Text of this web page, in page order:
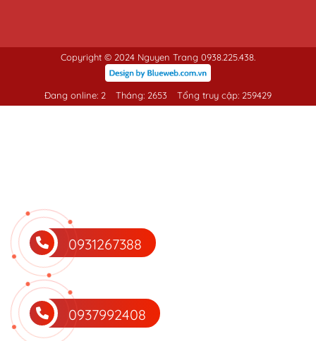
Copyright © 2024 Nguyen Trang 0938.225.438.
Đang online: 2 Tháng: 2653 Tổng truy cập: 259429
0931267388
0937992408